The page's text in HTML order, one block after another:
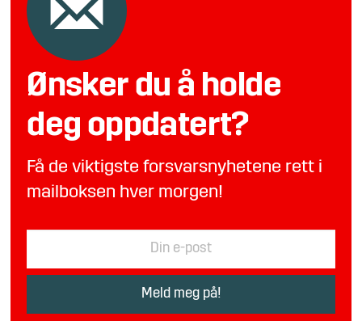
Ønsker du å holde
deg oppdatert?
Få de viktigste forsvarsnyhetene rett i
mailboksen hver morgen!